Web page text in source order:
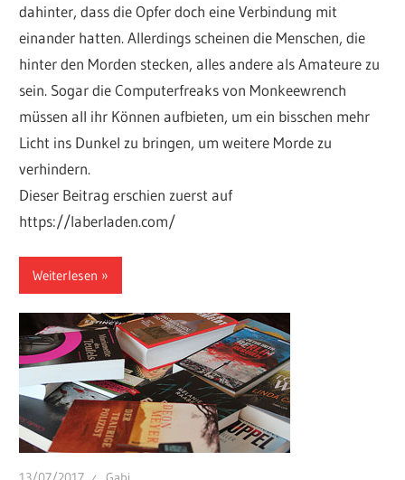
dahinter, dass die Opfer doch eine Verbindung mit
einander hatten. Allerdings scheinen die Menschen, die
hinter den Morden stecken, alles andere als Amateure zu
sein. Sogar die Computerfreaks von Monkeewrench
müssen all ihr Können aufbieten, um ein bisschen mehr
Licht ins Dunkel zu bringen, um weitere Morde zu
verhindern.
Dieser Beitrag erschien zuerst auf
https://laberladen.com/
Weiterlesen